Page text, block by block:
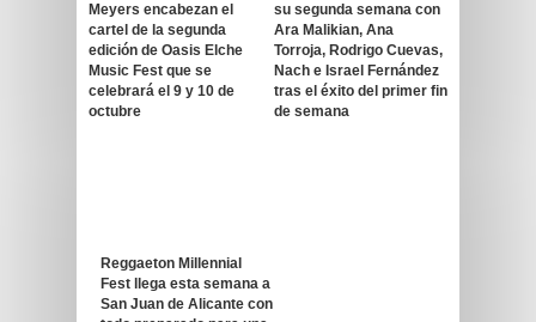
Meyers encabezan el
cartel de la segunda
edición de Oasis Elche
Music Fest que se
celebrará el 9 y 10 de
octubre
su segunda semana con
Ara Malikian, Ana
Torroja, Rodrigo Cuevas,
Nach e Israel Fernández
tras el éxito del primer fin
de semana
Reggaeton Millennial
Fest llega esta semana a
San Juan de Alicante con